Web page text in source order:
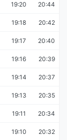
19:20 20:44
19:18 20:42
19:17 20:40
19:16 20:39
19:14 20:37
19:13 20:35
19:11 20:34
19:10 20:32